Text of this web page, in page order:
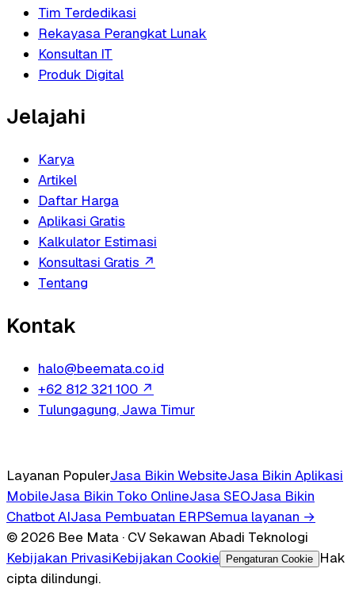
Tim Terdedikasi
Rekayasa Perangkat Lunak
Konsultan IT
Produk Digital
Jelajahi
Karya
Artikel
Daftar Harga
Aplikasi Gratis
Kalkulator Estimasi
Konsultasi Gratis ↗
Tentang
Kontak
halo@beemata.co.id
+62 812 321 100 ↗
Tulungagung, Jawa Timur
Layanan PopulerJasa Bikin WebsiteJasa Bikin Aplikasi
MobileJasa Bikin Toko OnlineJasa SEOJasa Bikin
Chatbot AIJasa Pembuatan ERPSemua layanan →
© 2026 Bee Mata · CV Sekawan Abadi Teknologi
Kebijakan PrivasiKebijakan Cookie Pengaturan Cookie
Hak
cipta dilindungi.